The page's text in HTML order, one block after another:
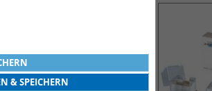
& SPEICHERN